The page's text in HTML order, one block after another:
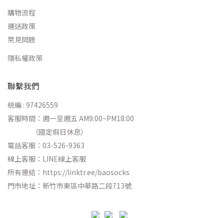
購物流程
運送政策
常見問題
隱私權政策
聯繫我們
統編 : 97426559
客服時間：週一至週五 AM9:00~PM18:00
（國定假日休息）
電話客服：03-526-9363
線上客服： LINE線上客服
所有連結： https://linktr.ee/baosocks
門市地址：新竹市東區中華路二段713號